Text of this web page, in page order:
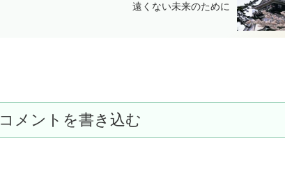
遠くない未来のために
コメントを書き込む